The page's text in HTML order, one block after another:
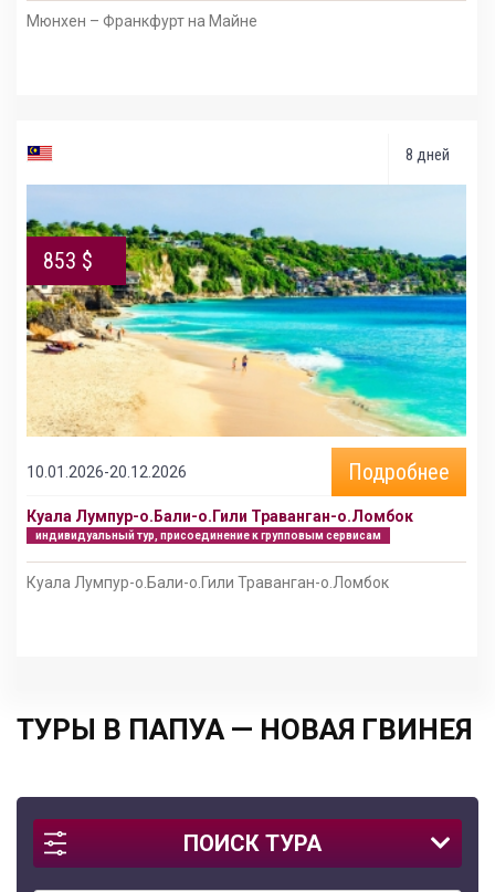
ПОИСК ТУРА
Мюнхен – Франкфурт на Майне
8 дней
853 $
10.01.2026-20.12.2026 Подробнее
Куала Лумпур-о.Бали-о.Гили Траванган-о.Ломбок
индивидуальный тур, присоединение к групповым сервисам
Куала Лумпур-о.Бали-о.Гили Траванган-о.Ломбок
ТУРЫ В ПАПУА — НОВАЯ ГВИНЕЯ